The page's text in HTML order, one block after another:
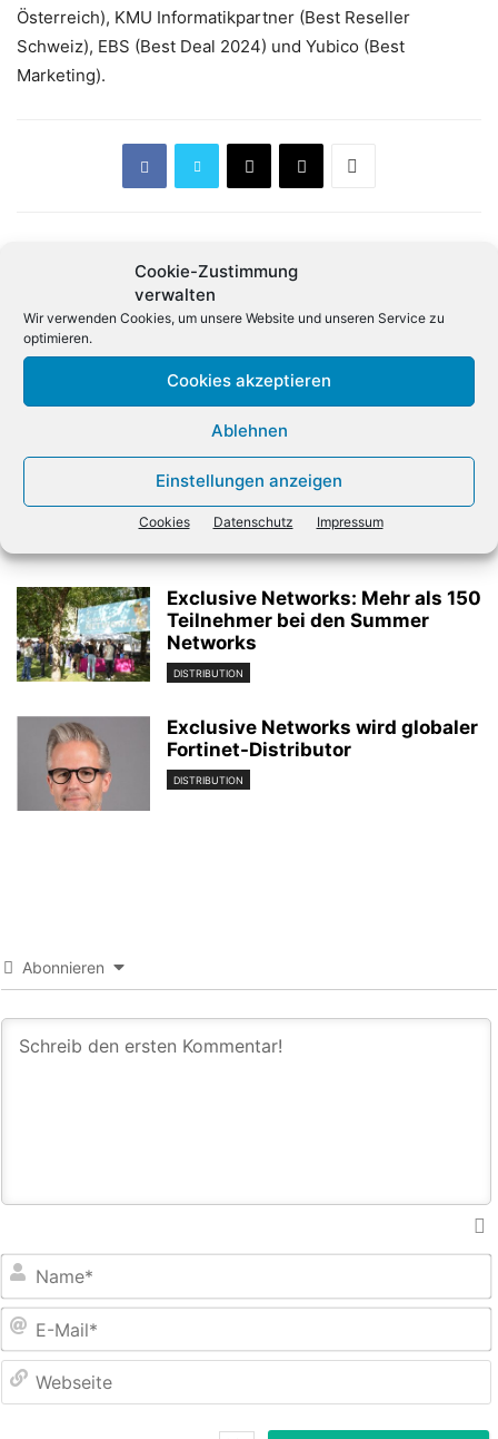
Cookie-Zustimmung
verwalten
Wir verwenden Cookies, um unsere Website und unseren Service zu
optimieren.
Cookies akzeptieren
Ablehnen
Einstellungen anzeigen
Cookies Datenschutz Impressum
Österreich), KMU Informatikpartner (Best Reseller
Schweiz), EBS (Best Deal 2024) und Yubico (Best
Marketing).
Deutsche Unternehmen
melden deutlich mehr
Patente an
Sales-Profis 2025
Also unterstützt beim Ausbau
des Lenovo-Geschäfts
DISTRIBUTION
Exclusive Networks: Mehr als 150
Teilnehmer bei den Summer
Networks
DISTRIBUTION
Exclusive Networks wird globaler
Fortinet-Distributor
DISTRIBUTION
Abonnieren